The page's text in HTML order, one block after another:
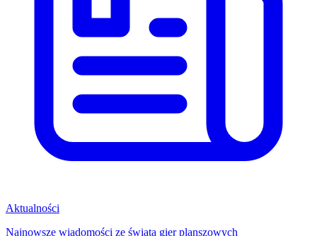
Aktualności
Najnowsze wiadomości ze świata gier planszowych